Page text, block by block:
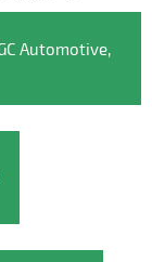
Automotive,